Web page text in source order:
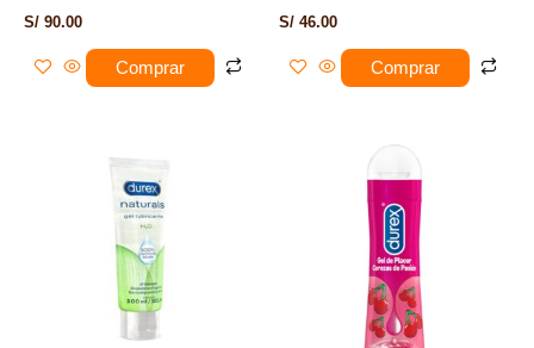
S/ 90.00
Comprar
S/ 46.00
Comprar